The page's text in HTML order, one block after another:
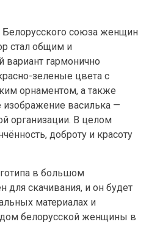
союза женщин
стал общим и
гармонично
зеленые цвета с
орнаментом, а также
изображение василька —
организации. В целом
доброту и красоту
в большом
для скачивания, и он будет
материалах и
белорусской женщины в